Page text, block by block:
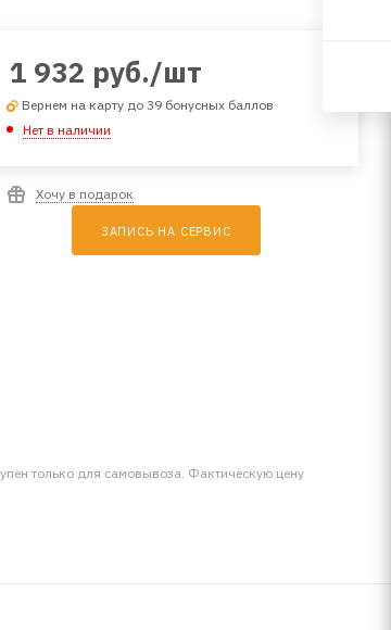
1 932 руб./шт
Вернем на карту до 39 бонусных баллов
Нет в наличии
Хочу в подарок
ЗАПИСЬ НА СЕРВИС
только для самовывоза. Фактическую цену